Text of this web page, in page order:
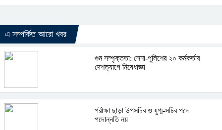
এ সম্পর্কিত আরো খবর
গুম সম্পৃক্ততা: সেনা-পুলিশের ২০ কর্মকর্তার
দেশত্যাগে নিষেধাজ্ঞা
পরীক্ষা ছাড়া উপসচিব ও যুগ্ম-সচিব পদে
পদোন্নতি নয়